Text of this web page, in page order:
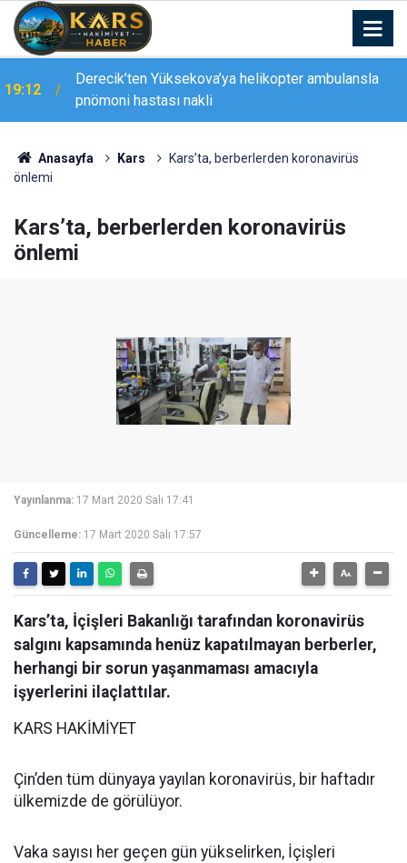
18:57 Bingöl’de aranan 15 kişi yakalandı
Anasayfa Kars
Kars’ta, berberlerden koronavirüs
önlemi
Kars’ta, berberlerden koronavirüs
önlemi
Yayınlanma: 17 Mart 2020 Salı 17:41
Güncelleme: 17 Mart 2020 Salı 17:57
Kars’ta, İçişleri Bakanlığı tarafından koronavirüs
salgını kapsamında henüz kapatılmayan berberler,
herhangi bir sorun yaşanmaması amacıyla
işyerlerini ilaçlattılar.
KARS HAKİMİYET
Çin’den tüm dünyaya yayılan koronavirüs, bir haftadır
ülkemizde de görülüyor.
Vaka sayısı her geçen gün yükselirken, İçişleri